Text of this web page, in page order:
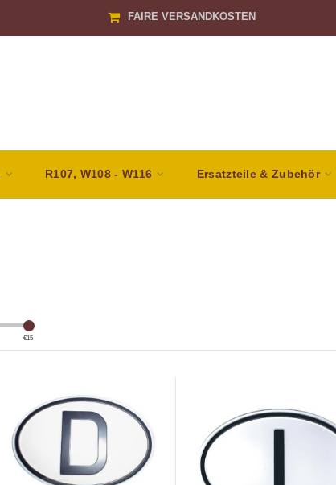
FAIRE VERSANDKOSTEN
R107, W108 - W116 Ersatzteile & Zubehör
€15